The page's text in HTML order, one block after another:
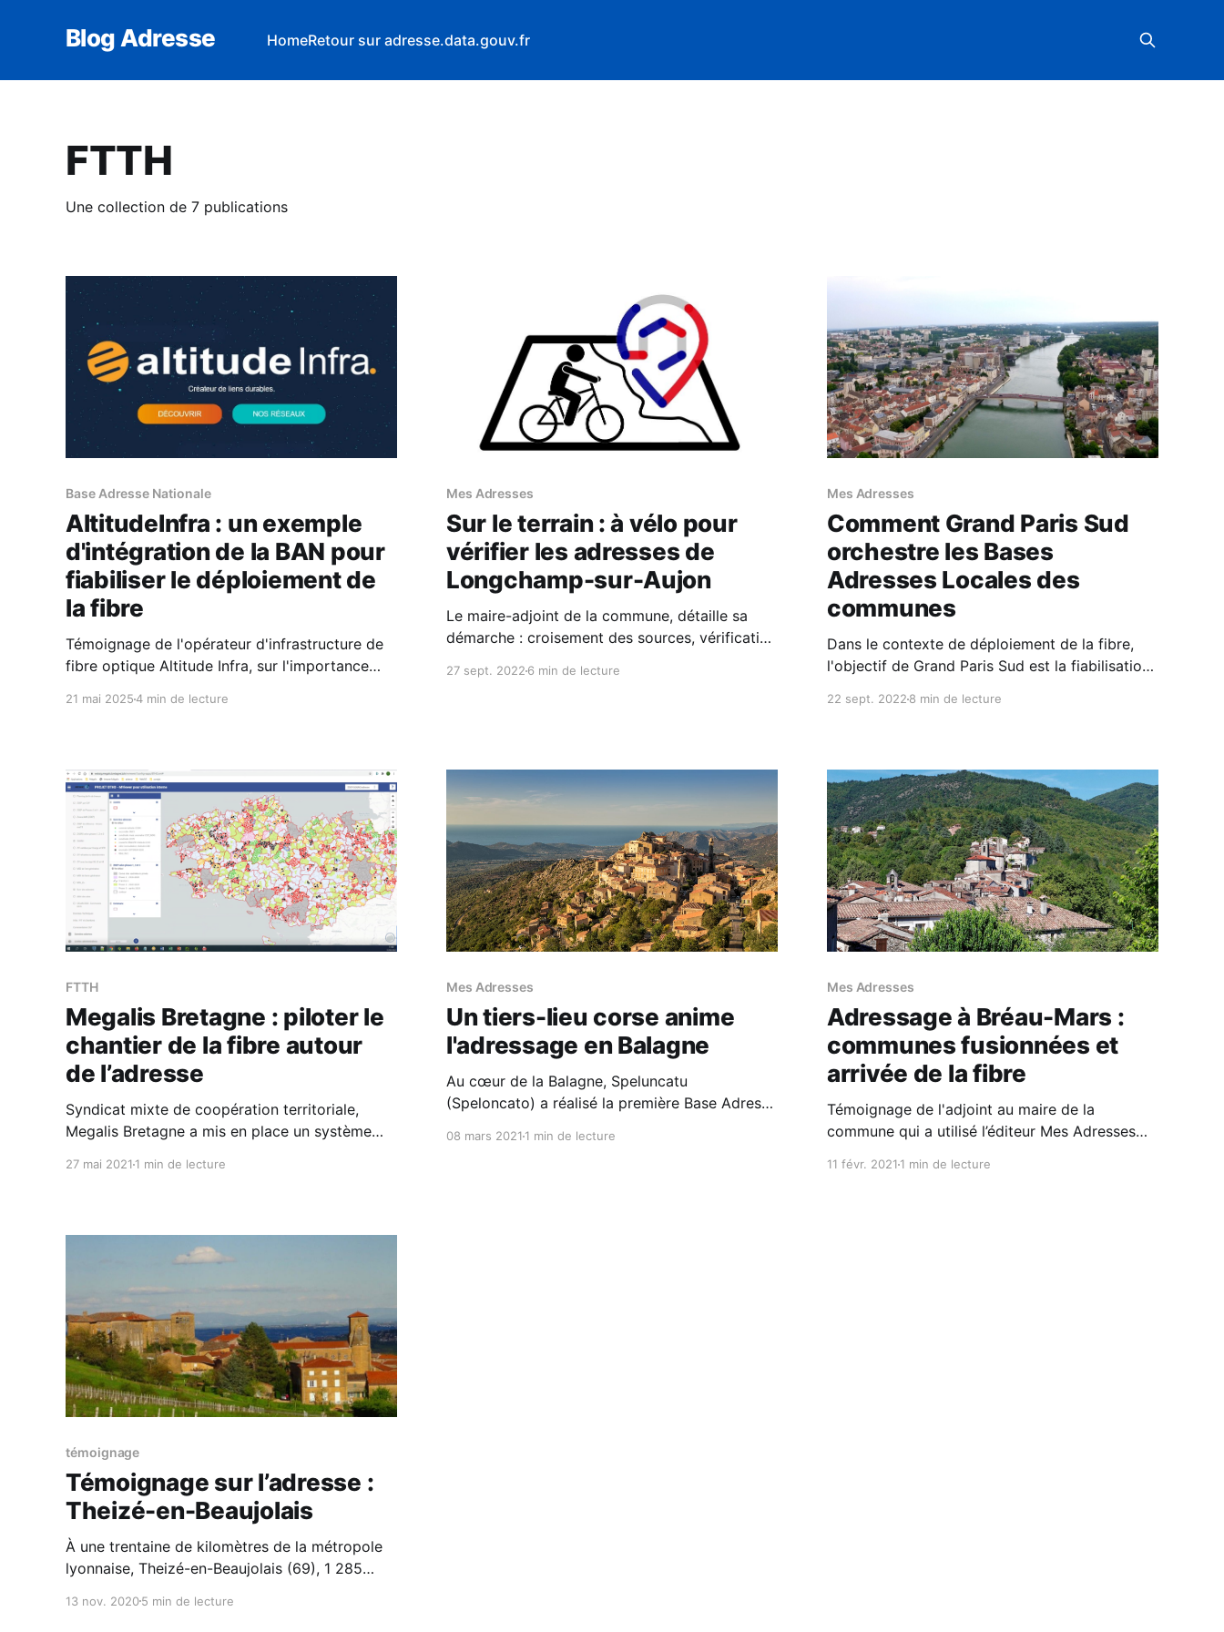
Blog Adresse HomeRetour sur adresse.data.gouv.fr
FTTH
Une collection de 7 publications
Base Adresse Nationale
AltitudeInfra : un exemple
d'intégration de la BAN pour
fiabiliser le déploiement de
la fibre
Témoignage de l'opérateur d'infrastructure de
fibre optique Altitude Infra, sur l'importance
21 mai 20254 min de lecture
Mes Adresses
Sur le terrain : à vélo pour
vérifier les adresses de
Longchamp-sur-Aujon
Le maire-adjoint de la commune, détaille sa
démarche : croisement des sources, vérification
des habitants.
27 sept. 20226 min de lecture
Mes Adresses
Comment Grand Paris Sud
orchestre les Bases
Adresses Locales des
communes
Dans le contexte de déploiement de la fibre,
l'objectif de Grand Paris Sud est la fiabilisation
adresses, et la montée en compétence des
22 sept. 20228 min de lecture
FTTH
Megalis Bretagne : piloter le
chantier de la fibre autour
de l’adresse
Syndicat mixte de coopération territoriale,
Megalis Bretagne a mis en place un système
27 mai 2021 1 min de lecture
Mes Adresses
Un tiers-lieu corse anime
l'adressage en Balagne
Au cœur de la Balagne, Speluncatu
(Speloncato) a réalisé la première Base Adresse
08 mars 20211 min de lecture
Mes Adresses
Adressage à Bréau-Mars :
communes fusionnées et
arrivée de la fibre
Témoignage de l'adjoint au maire de la
commune qui a utilisé l’éditeur Mes Adresses
11 févr. 20211 min de lecture
témoignage
Témoignage sur l’adresse :
Theizé-en-Beaujolais
À une trentaine de kilomètres de la métropole
lyonnaise, Theizé-en-Beaujolais (69), 1 285
13 nov. 20205 min de lecture